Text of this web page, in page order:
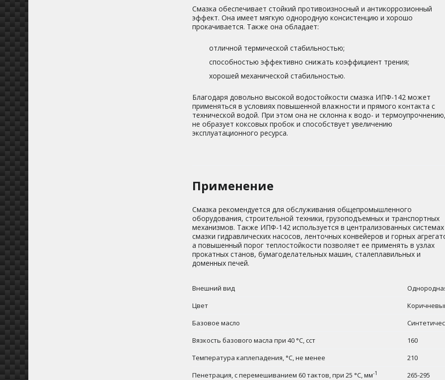
Смазка обеспечивает стойкий противоизносный и антикоррозионный
эффект. Она имеет мягкую однородную консистенцию и хорошо
прокачивается. Также она обладает:
отличной термической стабильностью;
способностью эффективно снижать коэффициент трения;
хорошей механической стабильностью.
Благодаря довольно высокой водостойкости смазка ИПФ-142 может
применяться в условиях повышенной влажности и прямого контакта с
технической водой. При этом она не склонна к водо- и
не образует коксовых пробок и способствует увеличению
эксплуатационного ресурса.
Применение
Смазка рекомендуется для обслуживания общепромышленного
оборудования, строительной техники, грузоподъемных и транспортных
механизмов. Также ИПФ-142 используется в централизованных системах
смазки гидравлических насосов, ленточных конвейеров и горных
а повышенный порог теплостойкости позволяет ее применять в узлах
прокатных станов, бумагоделательных машин, сталеплавильных и
доменных печей.
Внешний вид
Цвет
Базовое масло
Вязкость базового масла при 40 °С, сст
160
Температура каплепадения, °С, не менее
210
Пенетрация, с перемешиванием 60 тактов, при 25 °С, мм-1
265-295